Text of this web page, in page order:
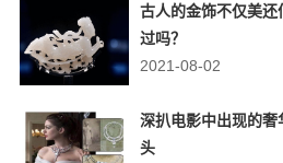
古人的金饰不仅美
过吗？
2021-08-02
深扒电影中出现的
头